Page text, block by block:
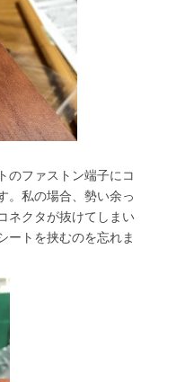
のファストン端子にコ
。私の場合、勢い余っ
ネクタが抜けてしまい
ートを挟むのを忘れま